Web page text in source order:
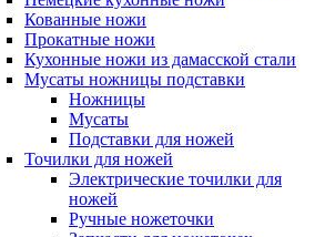
Кованные ножи
Прокатные ножи
Кухонные ножи из дамасской стали
Мусаты ножницы подставки
Ножницы
Мусаты
Подставки для ножей
Точилки для ножей
Электрические точилки для
ножей
Ручные ножеточки